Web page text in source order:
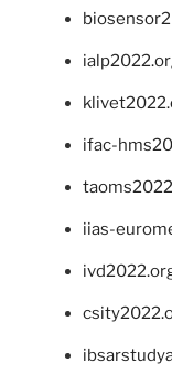
ifac-
iias-